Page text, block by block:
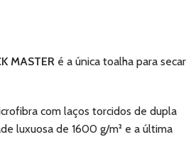
MASTER é a única toalha para secar
com laços torcidos de dupla
luxuosa de 1600 g/m² e a última